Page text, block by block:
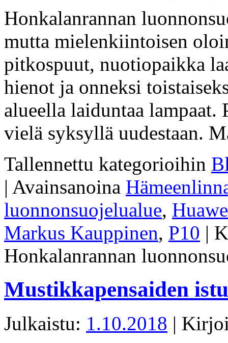
Honkalanrannan
mutta mielenkiintoisen
pitkospuut, nuotiopaikka
hienot ja onneksi
alueella laiduntaa lampaat.
vielä syksyllä uudestaan.
Tallennettu kategorioihin
| Avainsanoina
luonnonsuojelualue,
Markus Kauppinen, P10 |
Honkalanrannan
Mustikkapensaiden
Julkaistu: 1.10.2018 |